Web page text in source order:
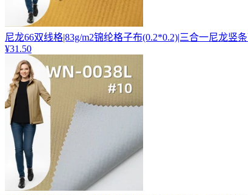
尼龙66双线格|83g/m2锦纶格子布(0.2*0.2)|三合一尼龙竖
¥31.50